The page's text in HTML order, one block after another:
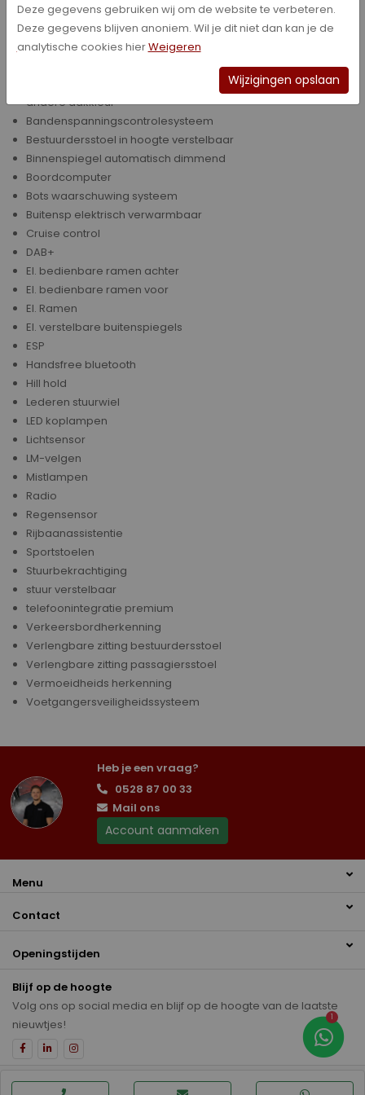
Airbag(s)
Airbag(s) voor
Airbag(s) voor + zij
andere dakkleur
Bandenspanningscontrolesysteem
Bestuurdersstoel in hoogte verstelbaar
Binnenspiegel automatisch dimmend
Boordcomputer
Bots waarschuwing systeem
Buitensp elektrisch verwarmbaar
Cruise control
DAB+
El. bedienbare ramen achter
El. bedienbare ramen voor
El. Ramen
El. verstelbare buitenspiegels
ESP
Handsfree bluetooth
Hill hold
Lederen stuurwiel
LED koplampen
Lichtsensor
LM-velgen
Mistlampen
Radio
Regensensor
Rijbaanassistentie
Sportstoelen
Stuurbekrachtiging
stuur verstelbaar
telefoonintegratie premium
Verkeersbordherkenning
Verlengbare zitting bestuurdersstoel
Verlengbare zitting passagiersstoel
Vermoeidheids herkenning
Voetgangersveiligheidssysteem
Heb je een vraag?
0528 87 00 33
Mail ons
Account aanmaken
Menu
Contact
Openingstijden
Blijf op de hoogte
Volg ons op social media en blijf op de hoogte van de laatste
nieuwtjes!
1
Deze gegevens gebruiken wij om de website te verbeteren.
Deze gegevens blijven anoniem. Wil je dit niet dan kan je de
analytische cookies hierWeigeren
Wijzigingen opslaan